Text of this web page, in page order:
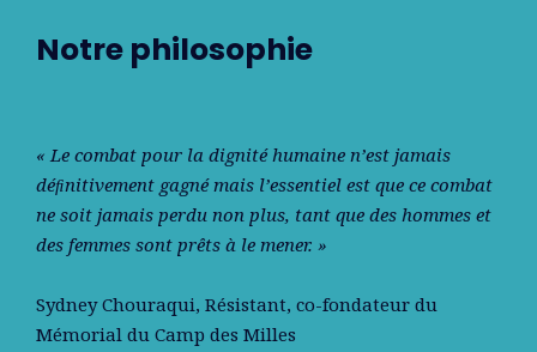
Notre philosophie
« Le combat pour la dignité humaine n’est jamais
déﬁnitivement gagné mais l’essentiel est que ce combat
ne soit jamais perdu non plus, tant que des hommes et
des femmes sont prêts à le mener. »
Sydney Chouraqui, Résistant, co-fondateur du
Mémorial du Camp des Milles